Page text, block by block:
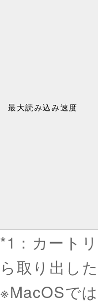
最大読み込み速度
*1：カート
ら取り出し
※MacOSで